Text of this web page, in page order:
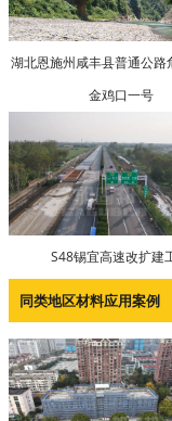
湖北恩施州咸丰县普通公
金鸡口一号
S48锡宜高速改扩建
同类地区材料应用案例